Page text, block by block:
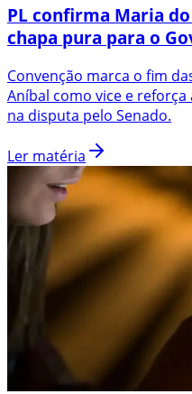
PL confirma Maria
chapa pura para o
Convenção marca o fim
Aníbal como vice e
na disputa pelo Senado.
Ler matéria